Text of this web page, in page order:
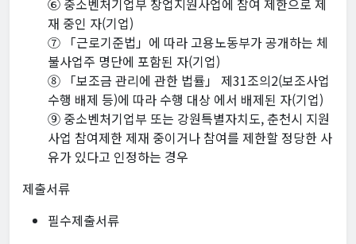
⑥ 중소벤처기업부 창업지원사업에 참여 제한으로 제
재 중인 자(기업)
⑦ 「근로기준법」에 따라 고용노동부가 공개하는 체
불사업주 명단에 포함된 자(기업)
⑧ 「보조금 관리에 관한 법률」 제31조의2(보조사업
수행 배제 등)에 따라 수행 대상 에서 배제된 자(기업)
⑨ 중소벤처기업부 또는 강원특별자치도, 춘천시 지원
사업 참여제한 제재 중이거나 참여를 제한할 정당한 사
유가 있다고 인정하는 경우
제출서류
필수제출서류